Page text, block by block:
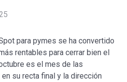
para pymes se ha convertido
rentables para cerrar bien el
es el mes de las
su recta final y la dirección